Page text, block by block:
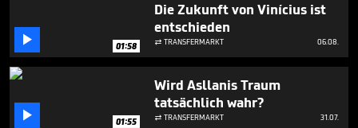
 01:58
Die Zukunft von Vinícius ist
entschieden
 TRANSFERMARKT 06.08.
 01:55
Wird Asllanis Traum
tatsächlich wahr?
 TRANSFERMARKT 31.07.